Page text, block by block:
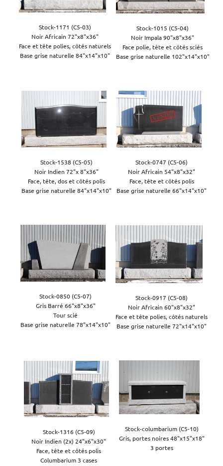
Stock-1171 (C5-03)
Noir Africain 72"x8"x36"
Face et tête polies, côtés naturels
Base grise naturelle 84"x14"x10"
Stock-1015 (C5-04)
Noir Impala 90"x8"x36"
Face polie, tête et côtés sciés
Base grise naturelle 102"x14"x10"
Stock-1538 (C5-05)
Noir Indien 72"x 8"x36"
Face, tête, dos et côtés polis
Base grise naturelle 84"x14"x10"
Stock-0747 (C5-06)
Noir Africain 54"x8"x32"
Face, tête et côtés polis
Base grise naturelle 66"x14"x10"
Stock-0850 (C5-07)
Gris Barré 66"x8"x36"
Tour scié
Base grise naturelle 78"x14"x10"
Stock-0917 (C5-08)
Noir Africain 60"x8"x32"
Face et tête polies, côtés naturels
Base grise naturelle 72"x14"x10"
Stock-1316 (C5-09)
Noir Indien (2x) 24"x6"x30"
Face, tête et côtés polis
Columbarium 3 cases
Stock-columbarium (C5-10)
Gris, portes noires 48"x15"x18"
3 portes